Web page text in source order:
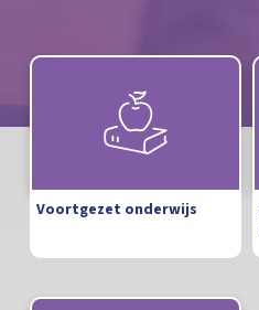
Voortgezet onderwijs